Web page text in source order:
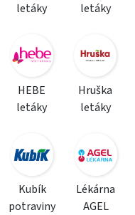
letáky
letáky
HEBE
letáky
Hruška
letáky
Kubík
potraviny
Lékárna
AGEL